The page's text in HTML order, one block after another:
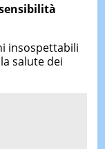
insospettabili
salute dei